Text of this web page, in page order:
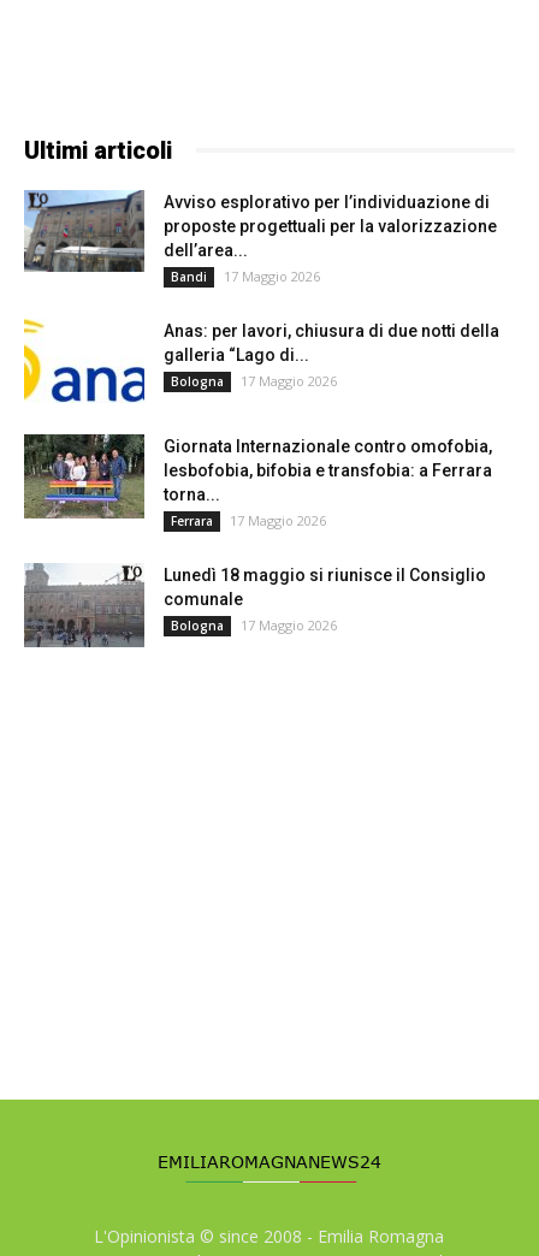
Ultimi articoli
Avviso esplorativo per l’individuazione di
proposte progettuali per la valorizzazione
dell’area...
Bandi 17 Maggio 2026
Anas: per lavori, chiusura di due notti della
galleria “Lago di...
Bologna 17 Maggio 2026
Giornata Internazionale contro omofobia,
lesbofobia, bifobia e transfobia: a Ferrara
torna...
Ferrara 17 Maggio 2026
Lunedì 18 maggio si riunisce il Consiglio
comunale
Bologna 17 Maggio 2026
L'Opinionista © since 2008 - Emilia Romagna